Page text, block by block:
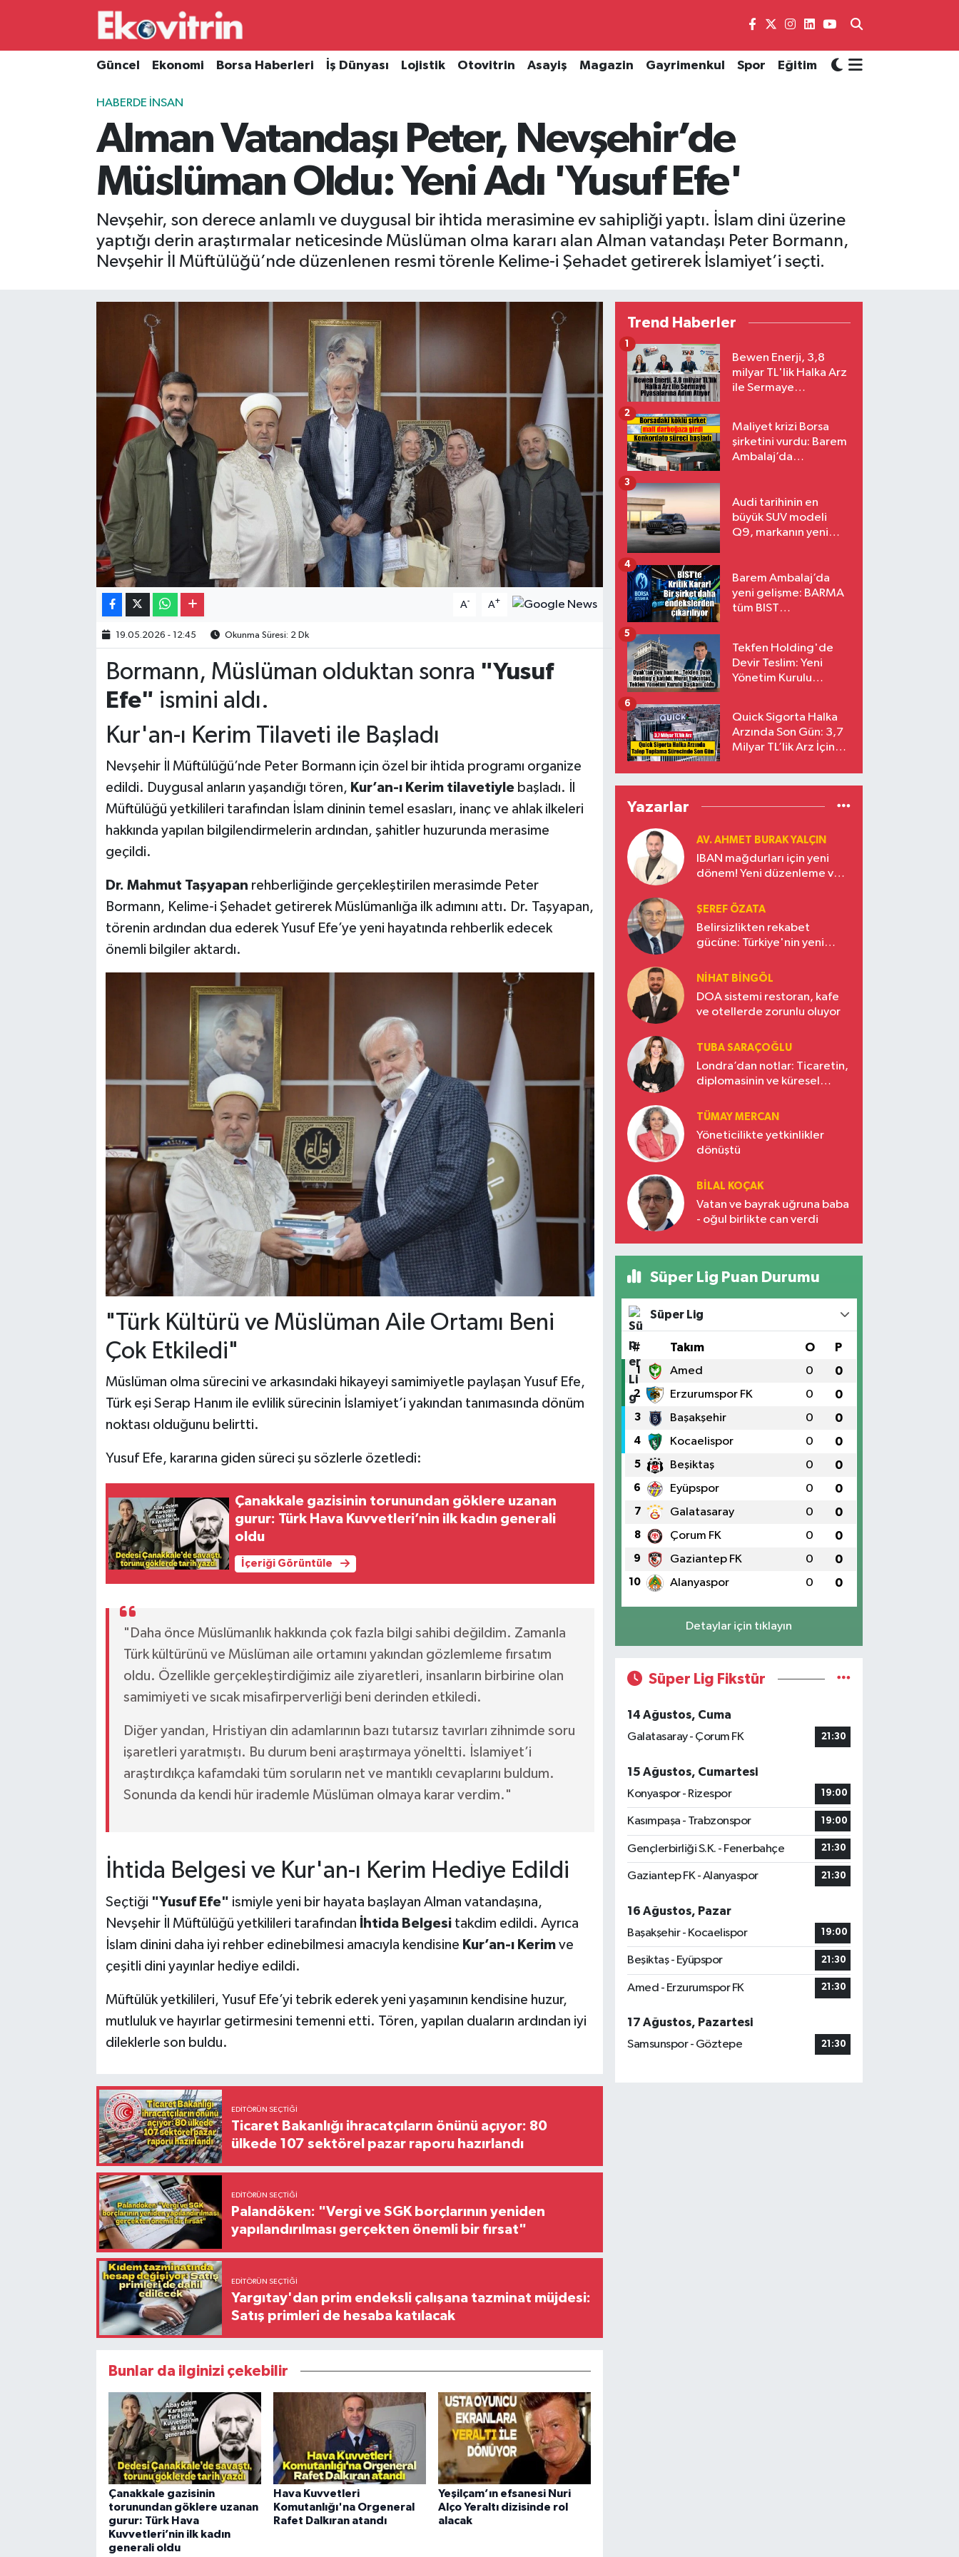
Güncel Ekonomi Borsa Haberleri İş Dünyası Lojistik Otovitrin Asayiş Magazin Gayrimenkul Spor Eğitim
HABERDE İNSAN
Alman Vatandaşı Peter, Nevşehir’de
Müslüman Oldu: Yeni Adı 'Yusuf Efe'
Nevşehir, son derece anlamlı ve duygusal bir ihtida merasimine ev sahipliği yaptı. İslam dini üzerine
yaptığı derin araştırmalar neticesinde Müslüman olma kararı alan Alman vatandaşı Peter Bormann,
Nevşehir İl Müftülüğü’nde düzenlenen resmi törenle Kelime-i Şehadet getirerek İslamiyet’i seçti.
A- A+
19.05.2026 - 12:45 Okunma Süresi: 2 Dk
Bormann, Müslüman olduktan sonra "Yusuf
Efe" ismini aldı.
Kur'an-ı Kerim Tilaveti ile Başladı
Nevşehir İl Müftülüğü’nde Peter Bormann için özel bir ihtida programı organize
edildi. Duygusal anların yaşandığı tören, Kur’an-ı Kerim tilavetiylebaşladı. İl
Müftülüğü yetkilileri tarafından İslam dininin temel esasları, inanç ve ahlak ilkeleri
hakkında yapılan bilgilendirmelerin ardından, şahitler huzurunda merasime
geçildi.
Dr. Mahmut Taşyapan rehberliğinde gerçekleştirilen merasimde Peter
Bormann, Kelime-i Şehadet getirerek Müslümanlığa ilk adımını attı. Dr. Taşyapan,
törenin ardından dua ederek Yusuf Efe’ye yeni hayatında rehberlik edecek
önemli bilgiler aktardı.
"Türk Kültürü ve Müslüman Aile Ortamı Beni
Çok Etkiledi"
Müslüman olma sürecini ve arkasındaki hikayeyi samimiyetle paylaşan Yusuf Efe,
Türk eşi Serap Hanım ile evlilik sürecinin İslamiyet’i yakından tanımasında dönüm
noktası olduğunu belirtti.
Yusuf Efe, kararına giden süreci şu sözlerle özetledi:
Çanakkale gazisinin torunundan göklere uzanan
gurur: Türk Hava Kuvvetleri’nin ilk kadın generali
oldu
İçeriği Görüntüle
"Daha önce Müslümanlık hakkında çok fazla bilgi sahibi değildim. Zamanla
Türk kültürünü ve Müslüman aile ortamını yakından gözlemleme fırsatım
oldu. Özellikle gerçekleştirdiğimiz aile ziyaretleri, insanların birbirine olan
samimiyeti ve sıcak misafirperverliği beni derinden etkiledi.
Diğer yandan, Hristiyan din adamlarının bazı tutarsız tavırları zihnimde soru
işaretleri yaratmıştı. Bu durum beni araştırmaya yöneltti. İslamiyet’i
araştırdıkça kafamdaki tüm soruların net ve mantıklı cevaplarını buldum.
Sonunda da kendi hür irademle Müslüman olmaya karar verdim."
İhtida Belgesi ve Kur'an-ı Kerim Hediye Edildi
Seçtiği "Yusuf Efe" ismiyle yeni bir hayata başlayan Alman vatandaşına,
Nevşehir İl Müftülüğü yetkilileri tarafından
İhtida Belgesitakdim edildi. Ayrıca
İslam dinini daha iyi rehber edinebilmesi amacıyla kendisine Kur’an-ı Kerimve
çeşitli dini yayınlar hediye edildi.
Müftülük yetkilileri, Yusuf Efe’yi tebrik ederek yeni yaşamının kendisine huzur,
mutluluk ve hayırlar getirmesini temenni etti. Tören, yapılan duaların ardından iyi
dileklerle son buldu.
EDITÖRÜN SEÇTIĞI
Ticaret Bakanlığı ihracatçıların önünü açıyor: 80
ülkede 107 sektörel pazar raporu hazırlandı
EDITÖRÜN SEÇTIĞI
Palandöken: "Vergi ve SGK borçlarının yeniden
yapılandırılması gerçekten önemli bir fırsat"
EDITÖRÜN SEÇTIĞI
Yargıtay'dan prim endeksli çalışana tazminat müjdesi:
Satış primleri de hesaba katılacak
Bunlar da ilginizi çekebilir
Çanakkale gazisinin
torunundan göklere uzanan
gurur: Türk Hava
Kuvvetleri’nin ilk kadın
generali oldu
Hava Kuvvetleri
Komutanlığı'na Orgeneral
Rafet Dalkıran atandı
Yeşilçam’ın efsanesi Nuri
Alço Yeraltı dizisinde rol
alacak
Trend Haberler
Bewen Enerji, 3,8
milyar TL'lik Halka Arz
ile Sermaye
1
Maliyet krizi Borsa
şirketini vurdu: Barem
Ambalaj’da
2
Audi tarihinin en
büyük SUV modeli
Q9, markanın yeni
3
Barem Ambalaj’da
yeni gelişme: BARMA
tüm BIST
4
Tekfen Holding'de
Devir Teslim: Yeni
Yönetim Kurulu
5
Quick Sigorta Halka
Arzında Son Gün: 3,7
Milyar TL’lik Arz İçin
Eriyor
6
Yazarlar
AV. AHMET BURAK YALÇIN
IBAN mağdurları için yeni
dönem! Yeni düzenleme ve
ŞEREF ÖZATA
Belirsizlikten rekabet
gücüne: Türkiye'nin yeni
NIHAT BINGÖL
DOA sistemi restoran, kafe
ve otellerde zorunlu oluyor
TUBA SARAÇOĞLU
Londra’dan notlar: Ticaretin,
diplomasinin ve küresel
Türkiye’nin yükselen gücü
TÜMAY MERCAN
Yöneticilikte yetkinlikler
dönüştü
BILAL KOÇAK
Vatan ve bayrak uğruna baba
- oğul birlikte can verdi
Süper Lig Puan Durumu
Süper Lig
# Takım O P
1 Amed 0 0
2 Erzurumspor FK 0 0
3 Başakşehir 0 0
4 Kocaelispor 0 0
5 Beşiktaş 0 0
6 Eyüpspor 0 0
7 Galatasaray 0 0
8 Çorum FK 0 0
9 Gaziantep FK 0 0
10 Alanyaspor 0 0
Detaylar için tıklayın
Süper Lig Fikstür
14 Ağustos, Cuma
Galatasaray - Çorum FK
21:30
15 Ağustos, Cumartesi
Konyaspor - Rizespor
19:00
Kasımpaşa - Trabzonspor 19:00
Gençlerbirliği S.K. - Fenerbahçe 21:30
Gaziantep FK - Alanyaspor 21:30
16 Ağustos, Pazar
Başakşehir - Kocaelispor
19:00
Beşiktaş - Eyüpspor 21:30
Amed - Erzurumspor FK 21:30
17 Ağustos, Pazartesi
Samsunspor - Göztepe
21:30
Güncel
Borsa Haberleri
Hava Durumu
Süper Lig Puan Durumu ve Fikstür
Tüm Manşetler
Son Dakika Haberleri
Haber Arşivi